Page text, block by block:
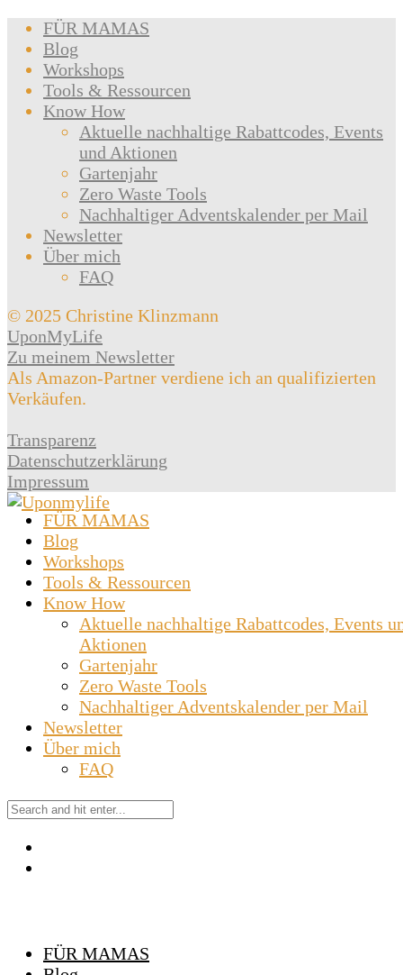
FÜR MAMAS
Blog
Workshops
Tools & Ressourcen
Know How
Aktuelle nachhaltige Rabattcodes, Events
und Aktionen
Gartenjahr
Zero Waste Tools
Nachhaltiger Adventskalender per Mail
Newsletter
Über mich
FAQ
© 2025 Christine Klinzmann
UponMyLife
Zu meinem Newsletter
Als Amazon-Partner verdiene ich an qualifizierten
Verkäufen.
Transparenz
Datenschutzerklärung
Impressum
FÜR MAMAS
Blog
Workshops
Tools & Ressourcen
Know How
Aktuelle nachhaltige Rabattcodes, Events
Aktionen
Gartenjahr
Zero Waste Tools
Nachhaltiger Adventskalender per Mail
Newsletter
Über mich
FAQ
FÜR MAMAS